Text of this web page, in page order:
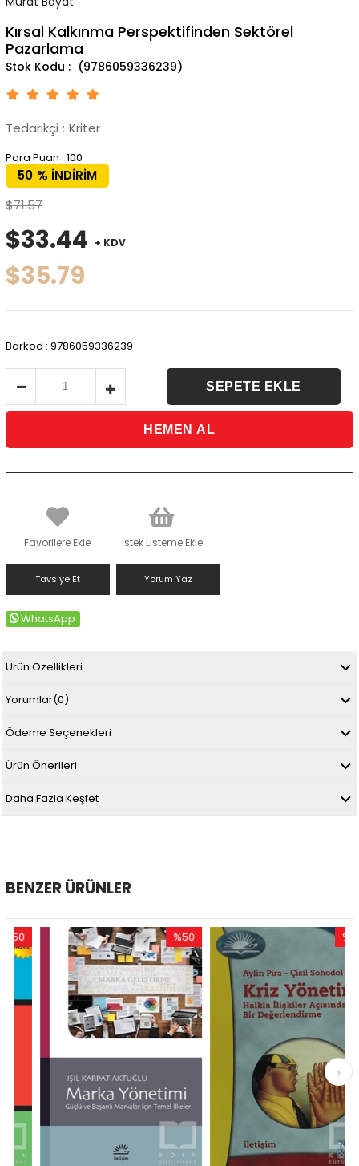
Kırsal Kalkınma Perspektifinden Sektörel
Pazarlama
(9786059336239)
Tedarikçi : Kriter
Para Puan : 100
%
50
İNDIRIM
$71.57
$33.44 + KDV
$35.79
Barkod : 9786059336239
Favorilere Ekle İstek Listeme Ekle
Tavsiye Et Yorum Yaz
WhatsApp
Ürün Özellikleri
Yorumlar(0)
Ödeme Seçenekleri
Ürün Önerileri
Daha Fazla Keşfet
BENZER ÜRÜNLER
%50
İndirim
%50İndirim
%50